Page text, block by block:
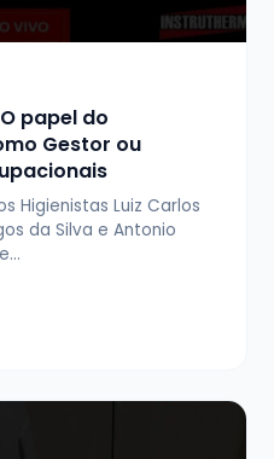
O papel do
Gestor ou
Higienistas Luiz Carlos
da Silva e Antonio